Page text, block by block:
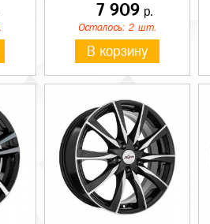
7 909 р.
Осталось: 2 шт.
В корзину